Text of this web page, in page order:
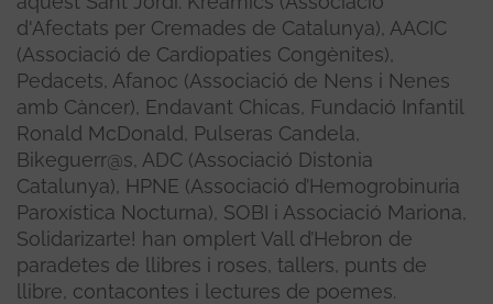
d'Afectats per Cremades de Catalunya), AACIC
(Associació de Cardiopaties Congènites),
Pedacets, Afanoc (Associació de Nens i Nenes
amb Càncer), Endavant Chicas, Fundació Infantil
Ronald McDonald, Pulseras Candela,
Bikeguerr@s, ADC (Associació Distonia
Catalunya), HPNE (Associació d’Hemogrobinuria
Paroxística Nocturna), SOBI i Associació Mariona,
Solidarizarte! han omplert Vall d’Hebron de
paradetes de llibres i roses, tallers, punts de
llibre, contacontes i lectures de poemes.